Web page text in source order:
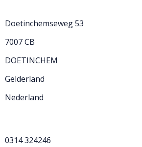
Doetinchemseweg 53
7007 CB
DOETINCHEM
Gelderland
Nederland
0314 324246